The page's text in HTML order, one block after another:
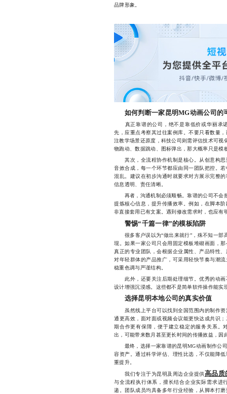
品牌形象。
如何判断一家昆明MG动画公司的
真正靠谱的公司，绝不是靠低价或华丽承
先，应重点考察其过往案例库。不要只看数量
注教学场景还原度，科技公司则需评估技术可视
物跑动、数据跳动、图标弹出，那大概率只是模
其次，全流程协作机制是核心。从创意构思
音效合成，每一个环节都应由同一团队把控。
混乱。建议在初步沟通时就要求对方展示完整
信息透明、责任清晰。
再者，沟通机制必须顺畅。靠谱的公司不会
提炼核心信息，提升传播效率。例如，在脚本
非直接套用已有文案。遇到修改需求时，也应
警惕“千篇一律”的模板陷阱
很多客户误以为“做出来就行”，殊不知一部
现。如果一家公司只会用固定模板堆砌画面，
真正的专业团队，会根据企业属性、产品特性
对年轻群体的产品推广，可采用轻快节奏与潮
稳重色调与严谨结构。
此外，还要关注后期处理细节。优秀的动画
设计增强沉浸感。这些都不是简单软件操作能
选择昆明本地公司的真实价值
虽然线上平台可以找到全国范围内的制作资
通更高效，面对面或视频会议能更快达成共识
期合作更有保障，便于建立稳定的服务关系。
出，可能带来数月甚至更长时间的传播效益，因
最终，选择一家靠谱的昆明MG动画制作公司
容资产。通过科学评估、理性比选，不仅能降
重提升。
我们专注于为昆明及周边企业提供高品
与全流程执行体系，擅长结合企业实际需求进
递。团队成员均具备多年行业经验，从脚本打